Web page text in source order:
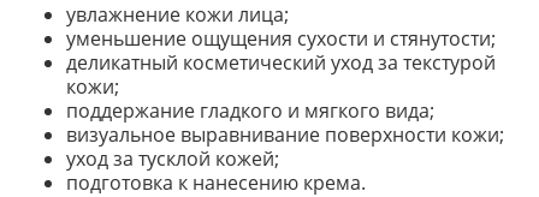
увлажнение кожи лица;
уменьшение ощущения сухости и стянутости;
деликатный косметический уход за текстурой
кожи;
поддержание гладкого и мягкого вида;
визуальное выравнивание поверхности кожи;
уход за тусклой кожей;
подготовка к нанесению крема.